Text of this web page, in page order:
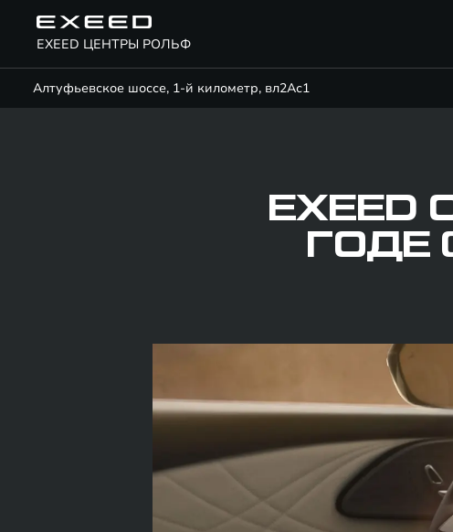
EXEED ЦЕНТРЫ РОЛЬФ
Алтуфьевское шоссе, 1-й километр, вл2Ас1
ГОДЕ